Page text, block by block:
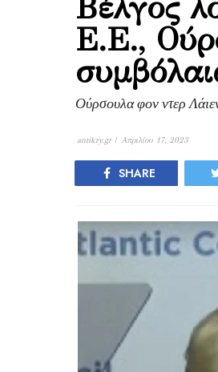
Ε.Ε.,
Ούρσουλα φον ντερ
antikry.gr | Απριλίου 17, 2023
SHARE